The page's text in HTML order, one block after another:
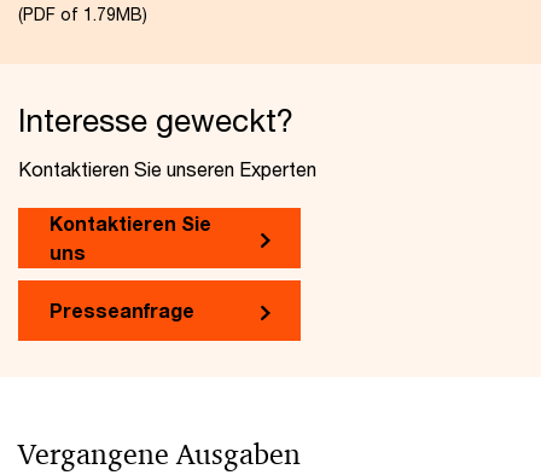
(PDF of 1.79MB)
Interesse geweckt?
Kontaktieren Sie unseren Experten
Kontaktieren Sie
uns
Presseanfrage
Vergangene Ausgaben